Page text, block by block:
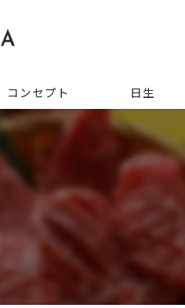
コンセプト 日生